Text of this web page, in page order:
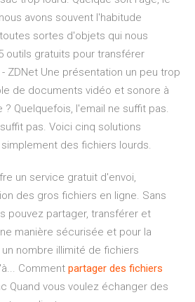
avons souvent l'habitude
sortes d'objets qui nous
outils gratuits pour transférer
- ZDNet Une présentation un peu trop
de documents vidéo et sonore à
? Quelquefois, l'email ne suffit pas.
pas. Voici cinq solutions
des fichiers lourds.
un service gratuit d'envoi,
des gros fichiers en ligne. Sans
pouvez partager, transférer et
manière sécurisée et pour la
nombre illimité de fichiers
Comment partager des fichiers
Quand vous voulez échanger des